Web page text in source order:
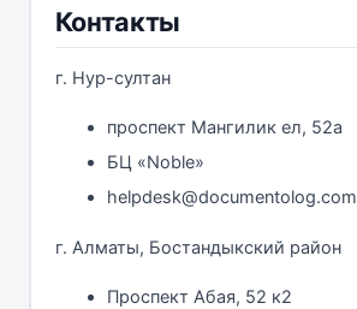
Контакты
г. Нур-султан
проспект Мангилик ел, 52а
БЦ «Noble»
helpdesk@documentolog.com
г. Алматы, Бостандыкский район
Проспект Абая, 52 к2